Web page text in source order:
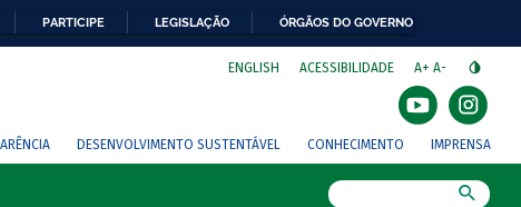
PARTICIPE LEGISLAÇÃO ÓRGÃOS DO GOVERNO
ENGLISH ACESSIBILIDADE A+ A-
DESENVOLVIMENTO SUSTENTÁVEL CONHECIMENTO IMPRENSA